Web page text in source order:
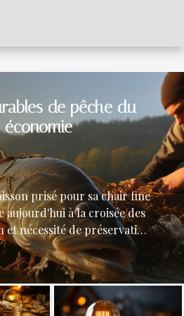
de pêche du
prisé pour sa chair fine
aujourd'hui à la croisée des
nécessité de préservation
un contexte mondial où
sont menacées, adopter
pêche n'est plus une
pour garantir la